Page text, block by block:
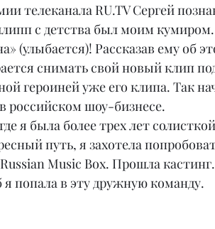
телеканала RU.TV Сергей
с детства был моим кумиром.
(улыбается)! Рассказав ему об
снимать свой новый клип
героиней уже его клипа. Так
российском шоу-бизнесе.
я была более трех лет
путь, я захотела
Music Box. Прошла
я попала в эту дружную команду.